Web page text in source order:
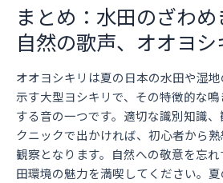
まとめ：水田のざわ
自然の歌声、オオヨシ
オオヨシキリは夏の日本の水田や湿
示す大型ヨシキリで、その特徴的な
する音の一つです。適切な識別知識
クニックで出かければ、初心者から
観察となります。自然への敬意を忘
田環境の魅力を満喫してください。